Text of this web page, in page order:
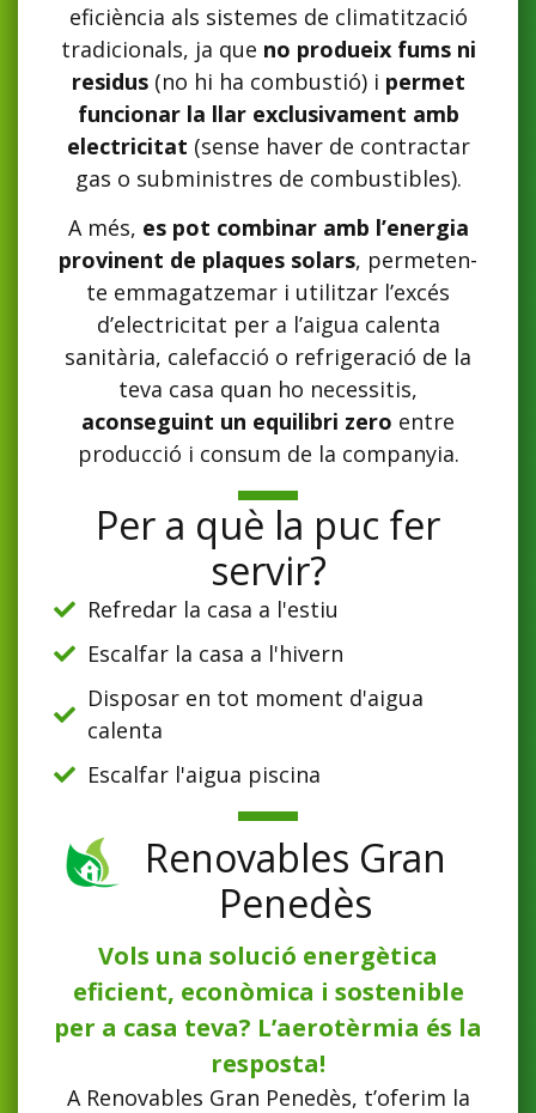
eficiència als sistemes de climatització
tradicionals, ja que no produeix fums ni
residus(no hi ha combustió) i permet
funcionar la llar exclusivament amb
electricitat (sense haver de contractar
gas o subministres de combustibles).
A més, es pot combinar amb l’energia
provinent de plaques solars, permeten-
te emmagatzemar i utilitzar l’excés
d’electricitat per a l’aigua calenta
sanitària, calefacció o refrigeració de la
teva casa quan ho necessitis,
aconseguint un equilibri zero entre
producció i consum de la companyia.
Per a què la puc fer
servir?
Refredar la casa a l'estiu
Escalfar la casa a l'hivern
Disposar en tot moment d'aigua
calenta
Escalfar l'aigua piscina
Renovables Gran
Penedès
Vols una solució energètica
eficient, econòmica i sostenible
per a casa teva? L’aerotèrmia és la
resposta!
A Renovables Gran Penedès, t’oferim la